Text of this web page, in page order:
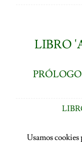
LIBRO
Usamos